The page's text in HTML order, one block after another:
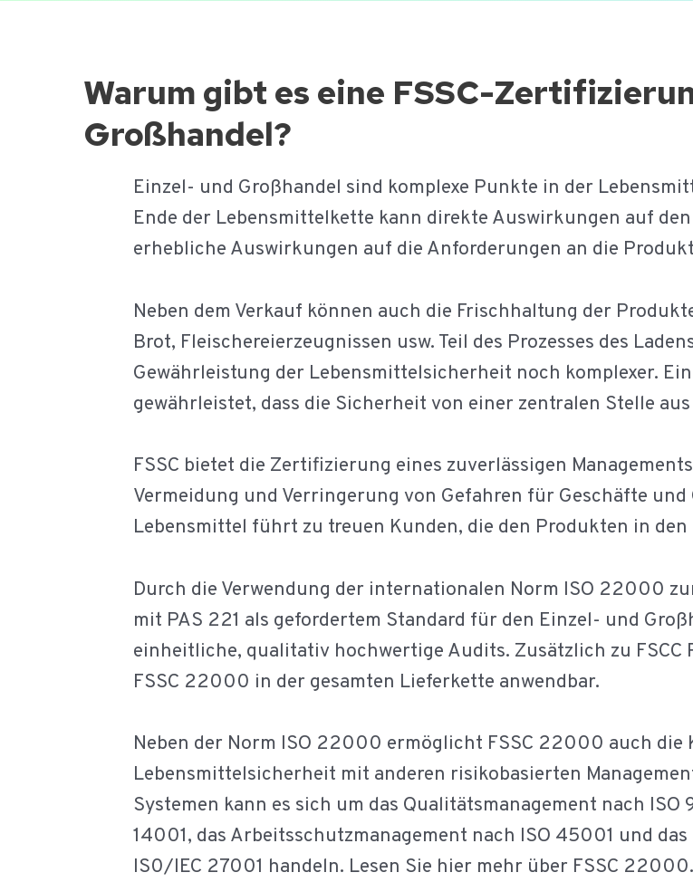
Warum gibt es eine FSSC-
Großhandel?
Einzel- und Großhandel sind komplexe Punkte in der
Ende der Lebensmittelkette kann direkte Auswirkungen auf
erhebliche Auswirkungen auf die Anforderungen an die
Neben dem Verkauf können auch die Frischhaltung der
Brot, Fleischereierzeugnissen usw. Teil des Prozesses des
Gewährleistung der Lebensmittelsicherheit noch komplexer.
gewährleistet, dass die Sicherheit von einer zentralen Stelle
FSSC bietet die Zertifizierung eines zuverlässigen
Vermeidung und Verringerung von Gefahren für Geschäfte
Lebensmittel führt zu treuen Kunden, die den Produkten in den
Durch die Verwendung der internationalen Norm ISO 22000
mit PAS 221 als gefordertem Standard für den Einzel- und
einheitliche, qualitativ hochwertige Audits. Zusätzlich zu FSCC
FSSC 22000 in der gesamten Lieferkette anwendbar.
Neben der Norm ISO 22000 ermöglicht FSSC 22000 auch die
Lebensmittelsicherheit mit anderen risikobasierten
Systemen kann es sich um das Qualitätsmanagement nach ISO
14001, das Arbeitsschutzmanagement nach ISO 45001 und
IS0/IEC 27001 handeln. Lesen Sie hier mehr über FSSC 22000.